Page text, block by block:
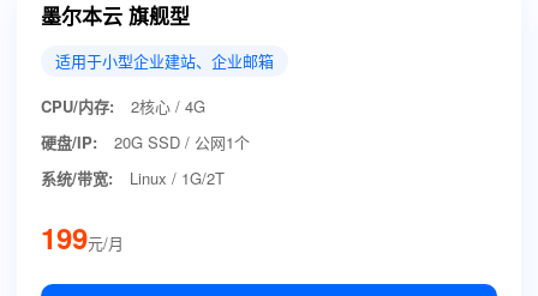
墨尔本云 旗舰型
适用于小型企业建站、企业邮箱
CPU/内存:
2核心 / 4G
硬盘/IP:
20G SSD / 公网1个
系统/带宽:
Linux / 1G/2T
199元/月